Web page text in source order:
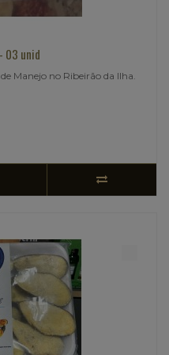
03 unid
Manejo no Ribeirão da Ilha.